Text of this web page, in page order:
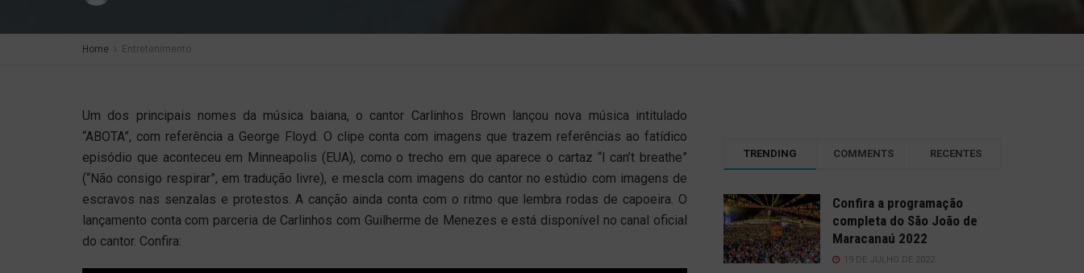
Home Entretenimento
Um dos principais nomes da música baiana, o cantor Carlinhos Brown lançou nova música intitulado
“ABOTA”, com referência a George Floyd. O clipe conta com imagens que trazem referências ao fatídico
episódio que aconteceu em Minneapolis (EUA), como o trecho em que aparece o cartaz “I can’t breathe”
(“Não consigo respirar”, em tradução livre), e mescla com imagens do cantor no estúdio com imagens de
escravos nas senzalas e protestos. A canção ainda conta com o ritmo que lembra rodas de capoeira. O
lançamento conta com parceria de Carlinhos com Guilherme de Menezes e está disponível no canal oficial
do cantor. Confira:
TRENDING COMMENTS RECENTES
Confira a programação
completa do São João de
Maracanaú 2022
19 DE JULHO DE 2022